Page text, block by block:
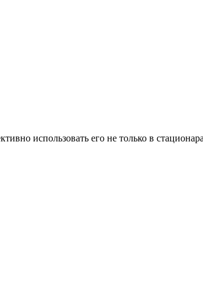
использовать его не только в